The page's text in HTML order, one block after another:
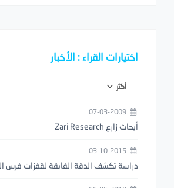
اختيارات القراء : الأخبار
أكثر
أبحاث زارع Zari Research
دراسة تكشف الدقة الفائقة لقفزات فرس